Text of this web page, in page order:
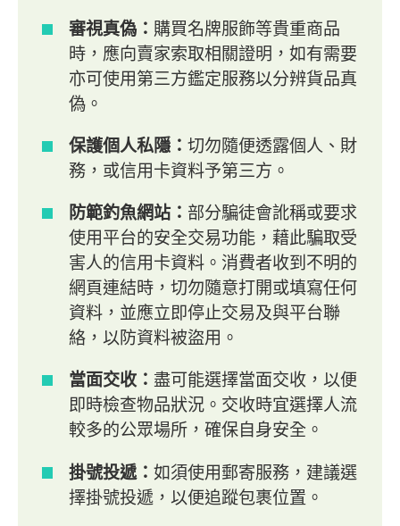
審視真偽： 購買名牌服飾等貴重商品
時，應向賣家索取相關證明，如有需要
亦可使用第三方鑑定服務以分辨貨品真
偽。
保護個人私隱：切勿隨便透露個人、財
務，或信用卡資料予第三方。
防範釣魚網站： 部分騙徒會訛稱或要求
使用平台的安全交易功能，藉此騙取受
害人的信用卡資料。消費者收到不明的
網頁連結時，切勿隨意打開或填寫任何
資料，並應立即停止交易及與平台聯
絡，以防資料被盜用。
當面交收：盡可能選擇當面交收，以便
即時檢查物品狀況。交收時宜選擇人流
較多的公眾場所，確保自身安全。
掛號投遞：如須使用郵寄服務，建議選
擇掛號投遞，以便追蹤包裹位置。